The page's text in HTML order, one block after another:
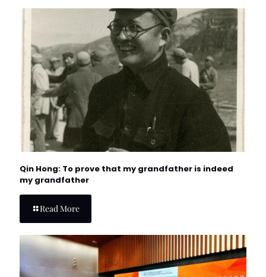
Qin Hong: To prove that my grandfather is indeed
my grandfather
Read More